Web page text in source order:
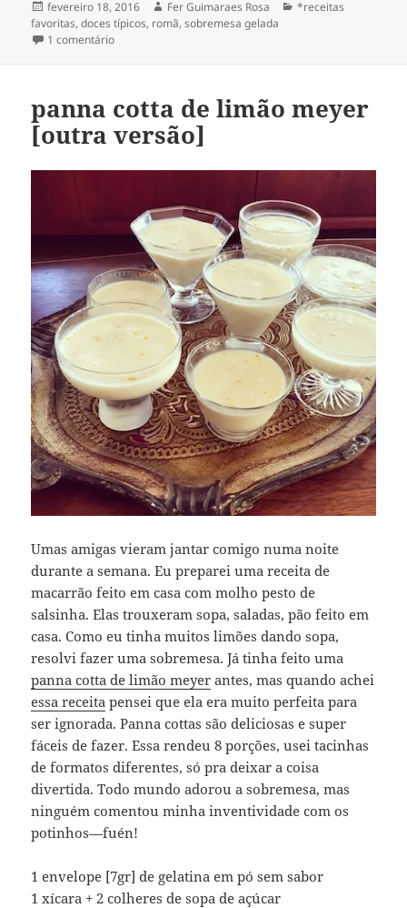
Publicado
em
fevereiro 18, 2016 Autor
Fer Guimaraes Rosa Categorias
*receitas
favoritas,doces típicos, romã,sobremesa gelada
1 comentárioem Balouza scented jelly
panna cotta de limão meyer
[outra versão]
Umas amigas vieram jantar comigo numa noite
durante a semana. Eu preparei uma receita de
macarrão feito em casa com molho pesto de
salsinha. Elas trouxeram sopa, saladas, pão feito em
casa. Como eu tinha muitos limões dando sopa,
resolvi fazer uma sobremesa. Já tinha feito uma
panna cotta de limão meyer antes, mas quando achei
essa receita pensei que ela era muito perfeita para
ser ignorada. Panna cottas são deliciosas e super
fáceis de fazer. Essa rendeu 8 porções, usei tacinhas
de formatos diferentes, só pra deixar a coisa
divertida. Todo mundo adorou a sobremesa, mas
ninguém comentou minha inventividade com os
potinhos—fuén!
1 envelope [7gr] de gelatina em pó sem sabor
1 xícara + 2 colheres de sopa de açúcar